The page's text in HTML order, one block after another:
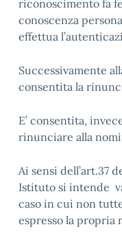
riconoscimento fa
conoscenza
effettua
Successivamente
consentita la
E’ consentita,
rinunciare alla
Ai sensi dell’art.37
Istituto si intende
caso in cui non
espresso la propria